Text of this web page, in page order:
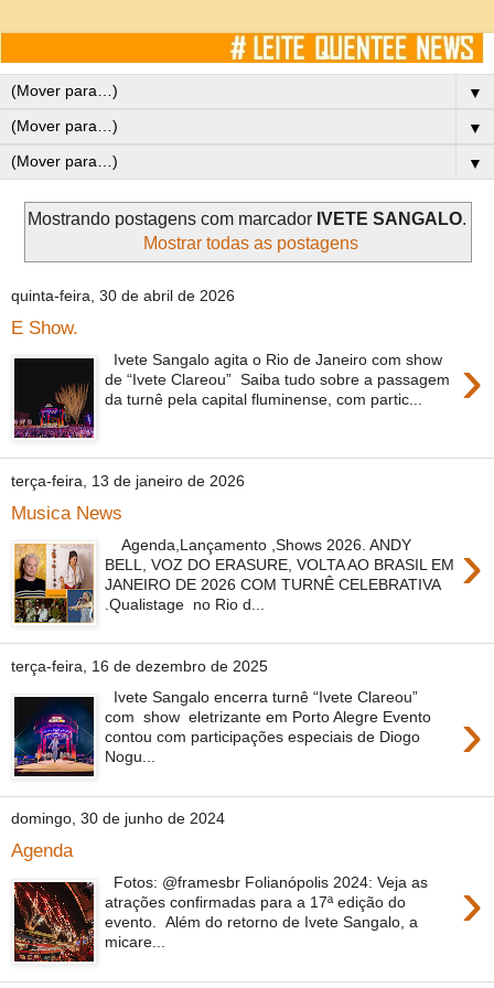
▼
▼
▼
Mostrando postagens com marcador IVETE SANGALO.
Mostrar todas as postagens
quinta-feira, 30 de abril de 2026
E Show.
›
Ivete Sangalo agita o Rio de Janeiro com show
de “Ivete Clareou” Saiba tudo sobre a passagem
da turnê pela capital fluminense, com partic...
terça-feira, 13 de janeiro de 2026
Musica News
›
Agenda,Lançamento ,Shows 2026. ANDY
BELL, VOZ DO ERASURE, VOLTA AO BRASIL EM
JANEIRO DE 2026 COM TURNÊ CELEBRATIVA
.Qualistage no Rio d...
terça-feira, 16 de dezembro de 2025
›
Ivete Sangalo encerra turnê “Ivete Clareou”
com show eletrizante em Porto Alegre Evento
contou com participações especiais de Diogo
Nogu...
domingo, 30 de junho de 2024
Agenda
›
Fotos: @framesbr Folianópolis 2024: Veja as
atrações confirmadas para a 17ª edição do
evento. Além do retorno de Ivete Sangalo, a
micare...